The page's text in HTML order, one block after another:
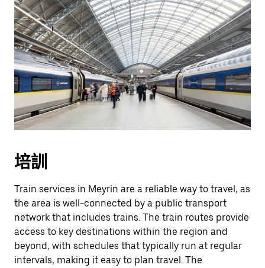
培訓
Train services in Meyrin are a reliable way to travel, as
the area is well-connected by a public transport
network that includes trains. The train routes provide
access to key destinations within the region and
beyond, with schedules that typically run at regular
intervals, making it easy to plan travel. The